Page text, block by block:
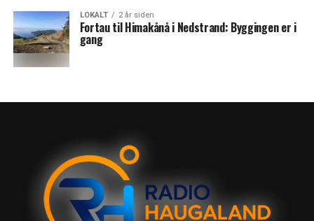
LOKALT 2 år siden
Fortau til Himakånå i Nedstrand: Byggingen er i
gang